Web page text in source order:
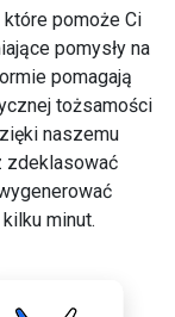
pomoże Ci
pomysły na
pomagają
tożsamości
naszemu
zdeklasować
minut.